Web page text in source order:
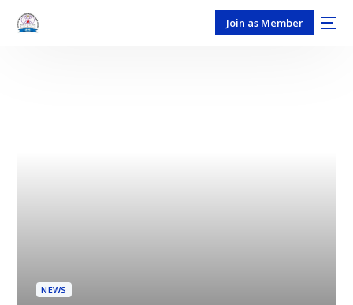
Join as Member
NEWS